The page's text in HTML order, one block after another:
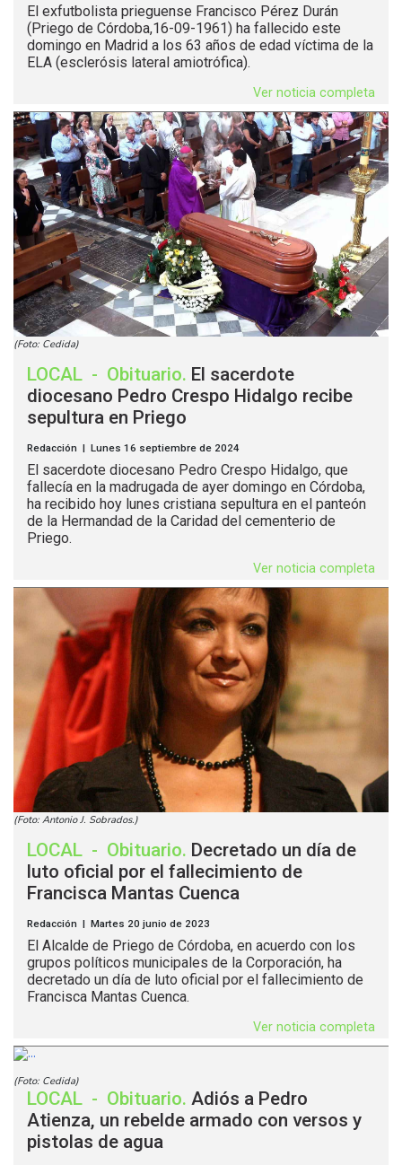
El exfutbolista prieguense Francisco Pérez Durán
(Priego de Córdoba,16-09-1961) ha fallecido este
domingo en Madrid a los 63 años de edad víctima de la
ELA (esclerósis lateral amiotrófica).
Ver noticia completa
(Foto: Cedida)
LOCAL - Obituario. El sacerdote
diocesano Pedro Crespo Hidalgo recibe
sepultura en Priego
Redacción | Lunes 16 septiembre de 2024
El sacerdote diocesano Pedro Crespo Hidalgo, que
fallecía en la madrugada de ayer domingo en Córdoba,
ha recibido hoy lunes cristiana sepultura en el panteón
de la Hermandad de la Caridad del cementerio de
Priego.
Ver noticia completa
(Foto: Antonio J. Sobrados.)
LOCAL - Obituario. Decretado un día de
luto oficial por el fallecimiento de
Francisca Mantas Cuenca
Redacción | Martes 20 junio de 2023
El Alcalde de Priego de Córdoba, en acuerdo con los
grupos políticos municipales de la Corporación, ha
decretado un día de luto oficial por el fallecimiento de
Francisca Mantas Cuenca.
Ver noticia completa
(Foto: Cedida)
LOCAL - Obituario. Adiós a Pedro
Atienza, un rebelde armado con versos y
pistolas de agua